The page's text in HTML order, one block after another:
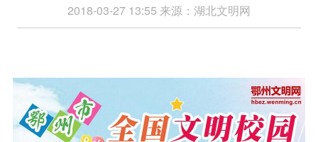
2018-03-27 13:55 来源： 湖北文明网